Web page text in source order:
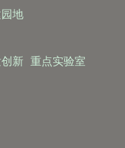
地
新 重点实验室